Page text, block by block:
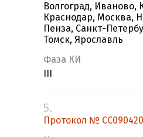
Волгоград, Иваново,
Краснодар, Москва,
Пенза, Санкт-
Томск, Ярославль
Фаза КИ
5.
Протокол №